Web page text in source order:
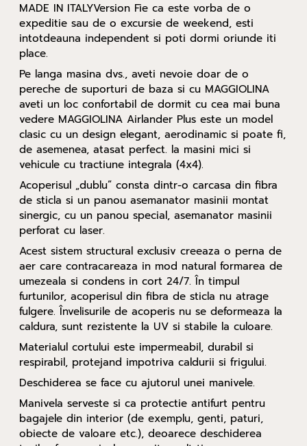
MADE IN ITALYVersion Fie ca este vorba de o
expeditie sau de o excursie de weekend, esti
intotdeauna independent si poti dormi oriunde iti
place.
Pe langa masina dvs., aveti nevoie doar de o
pereche de suporturi de baza si cu MAGGIOLINA
aveti un loc confortabil de dormit cu cea mai buna
vedere MAGGIOLINA Airlander Plus este un model
clasic cu un design elegant, aerodinamic si poate fi,
de asemenea, atasat perfect. la masini mici si
vehicule cu tractiune integrala (4x4).
Acoperisul „dublu” consta dintr-o carcasa din fibra
de sticla si un panou asemanator masinii montat
sinergic, cu un panou special, asemanator masinii
perforat cu laser.
Acest sistem structural exclusiv creeaza o perna de
aer care contracareaza in mod natural formarea de
umezeala si condens in cort 24/7. În timpul
furtunilor, acoperisul din fibra de sticla nu atrage
fulgere. Învelisurile de acoperis nu se deformeaza la
caldura, sunt rezistente la UV si stabile la culoare.
Materialul cortului este impermeabil, durabil si
respirabil, protejand impotriva caldurii si frigului.
Deschiderea se face cu ajutorul unei manivele.
Manivela serveste si ca protectie antifurt pentru
bagajele din interior (de exemplu, genti, paturi,
obiecte de valoare etc.), deoarece deschiderea